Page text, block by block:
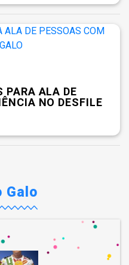
PARA ALA DE
NO DESFILE
Galo